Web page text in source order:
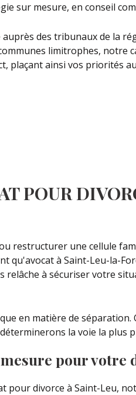
sur mesure, en conseil
des tribunaux de la
limitrophes,
plaçant ainsi vos priorités
POUR
restructurer une cellule
qu'avocat à Saint-Leu-la-
relâche à sécuriser votre
en matière de
la voie la
mesure pour
pour divorce à Saint-Leu,